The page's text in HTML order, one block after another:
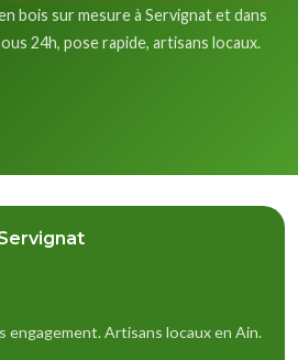
bois sur mesure à Servignat et dans
24h, pose rapide, artisans locaux.
engagement. Artisans locaux en Ain.